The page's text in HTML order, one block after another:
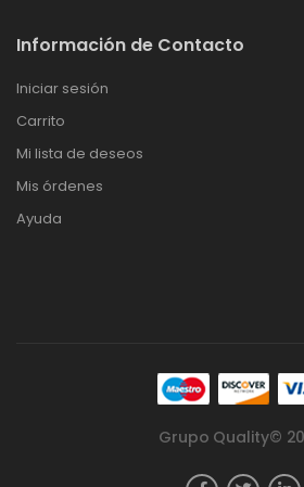
Información de Contacto
Iniciar sesión
Carrito
Mi lista de deseos
Mis órdenes
Ayuda
Grupo Quality©